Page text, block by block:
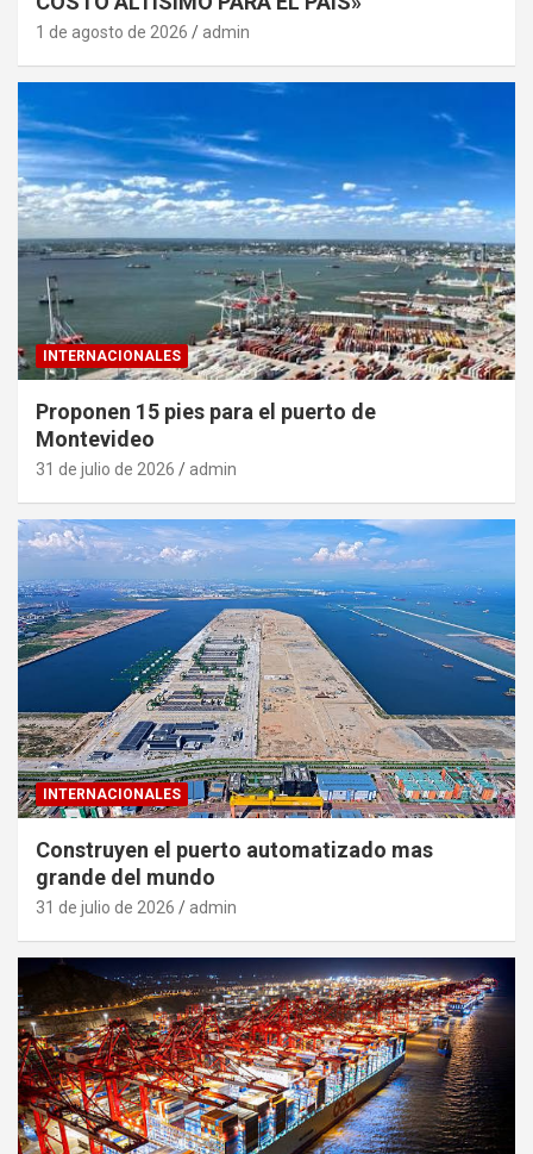
1 de agosto de 2026 admin
INTERNACIONALES
Proponen 15 pies para el puerto de
Montevideo
31 de julio de 2026 admin
INTERNACIONALES
Construyen el puerto automatizado mas
grande del mundo
31 de julio de 2026 admin